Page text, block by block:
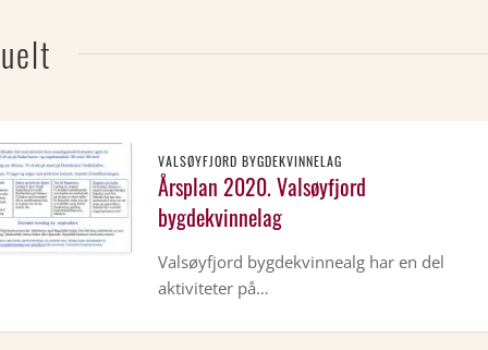
VALSØYFJORD BYGDEKVINNELAG
Årsplan 2020. Valsøyfjord
bygdekvinnelag
Valsøyfjord bygdekvinnealg har en del
aktiviteter på…